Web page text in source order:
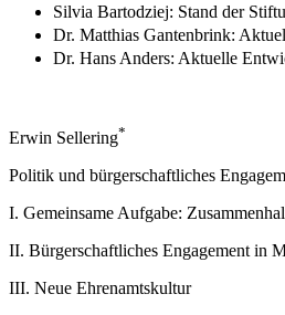
Silvia Bartodziej: Stand der
Dr. Matthias Gantenbrink:
Dr. Hans Anders: Aktuelle
Erwin Sellering*
Politik und bürgerschaftliches
I. Gemeinsame Aufgabe:
II. Bürgerschaftliches Engagement in
III. Neue Ehrenamtskultur